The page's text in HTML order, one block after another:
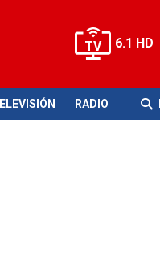
6.1 HD
RADIO